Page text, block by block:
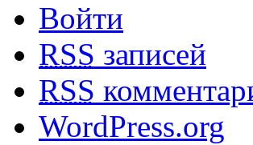
Войти
RSS записей
RSS
WordPress.org